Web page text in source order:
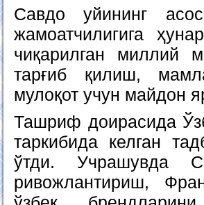
Савдо уйининг
жамоатчилигига
чиқарилган миллий
тарғиб қилиш,
мулоқот учун майдон
Ташриф доирасида
таркибида келган
ўтди. Учрашувда
ривожлантириш,